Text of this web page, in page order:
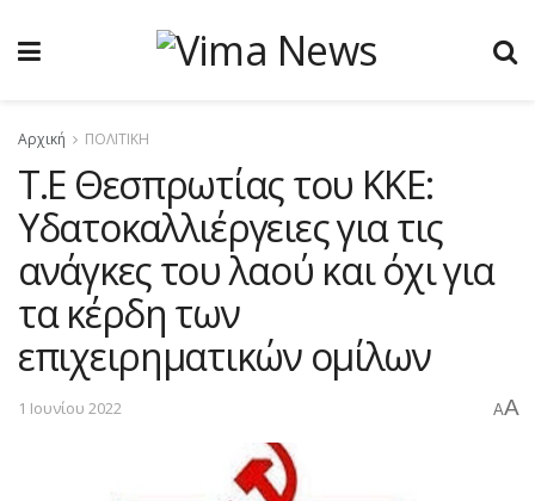
Αρχική ΠΟΛΙΤΙΚΗ
Τ.Ε Θεσπρωτίας του ΚΚΕ:
Υδατοκαλλιέργειες για τις
ανάγκες του λαού και όχι για
τα κέρδη των
επιχειρηματικών ομίλων
1 Ιουνίου 2022 AA